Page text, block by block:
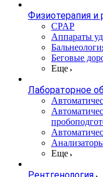
Физиотерапия и
CPAP
Аппараты
Беговые
Еще
Лабораторное
Еще